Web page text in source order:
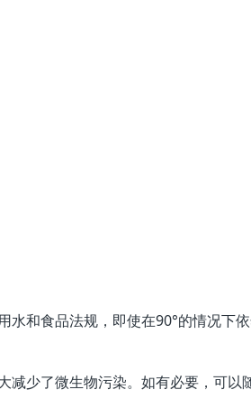
和食品法规，即使在90°的情况下
少了微生物污染。如有必要，可以